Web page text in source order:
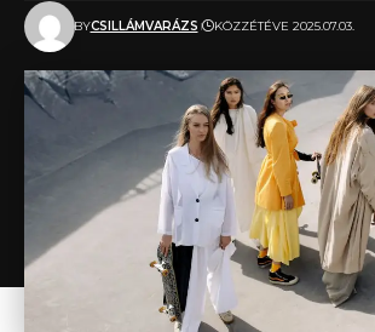
BYCSILLÁMVARÁZS KÖZZÉTÉVE 2025.07.03.